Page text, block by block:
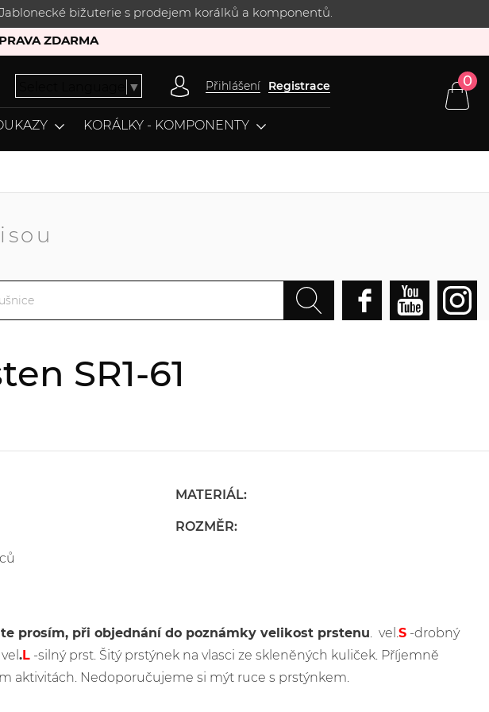
bižuterie s prodejem korálků a komponentů.
ZDARMA
▼ Přihlášení Registrace 0
KORÁLKY - KOMPONENTY
SR1-61
MATERIÁL:
ROZMĚR:
prosím, při objednání do poznámky velikost prstenu. vel.S-drobný
.L-silný prst. Šitý prstýnek na vlasci ze skleněných kuliček. Příjemně
aktivitách. Nedoporučujeme si mýt ruce s prstýnkem.